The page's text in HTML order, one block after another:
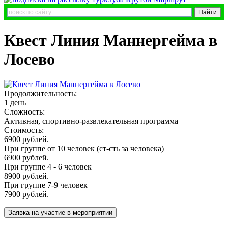
Квест Линия Маннергейма в
Лосево
Продолжительность:
1 день
Сложность:
Активная, спортивно-развлекательная программа
Стоимость:
6900 рублей.
При группе от 10 человек (ст-сть за человека)
6900 рублей.
При группе 4 - 6 человек
8900 рублей.
При группе 7-9 человек
7900 рублей.